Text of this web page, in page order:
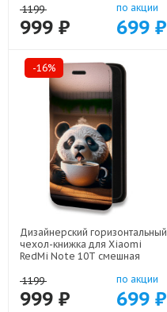
1199
999 ₽
по акции
699 ₽
-16%
Дизайнерский горизонтальный
чехол-книжка для Xiaomi
RedMi Note 10T смешная
1199
999 ₽
по акции
699 ₽